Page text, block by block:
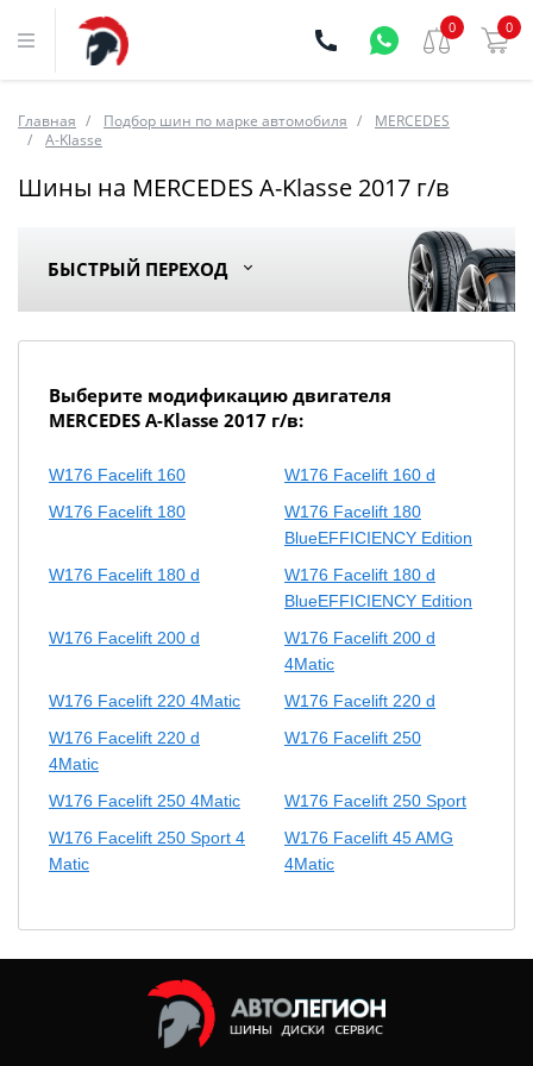
0 0
Главная Подбор шин по марке автомобиля
MERCEDES
A-Klasse
Шины на MERCEDES A-Klasse 2017 г/в
БЫСТРЫЙ ПЕРЕХОД
Выберите модификацию двигателя
MERCEDES A-Klasse 2017 г/в:
W176 Facelift 160
W176 Facelift 160 d
W176 Facelift 180
W176 Facelift 180
BlueEFFICIENCY Edition
W176 Facelift 180 d
W176 Facelift 180 d
BlueEFFICIENCY Edition
W176 Facelift 200 d
W176 Facelift 200 d
4Matic
W176 Facelift 220 4Matic
W176 Facelift 220 d
W176 Facelift 220 d
4Matic
W176 Facelift 250
W176 Facelift 250 4Matic
W176 Facelift 250 Sport
W176 Facelift 250 Sport 4
Matic
W176 Facelift 45 AMG
4Matic